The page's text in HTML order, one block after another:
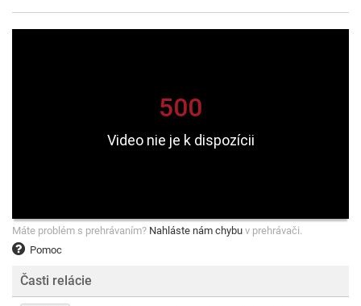
Pomoc
Máte problém s prehrávaním? Nahláste nám chybu v prehrávači.
Časti relácie